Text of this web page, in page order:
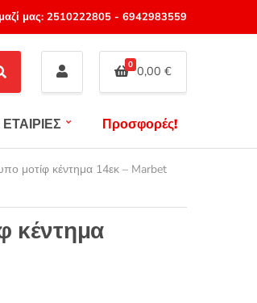
μας: 2510222805- 6942983559
0 0,00 €
ΕΤΑΙΡΙΕΣ Προσφορές!
μοτίφ κέντημα 14εκ – Marbet
κέντημα